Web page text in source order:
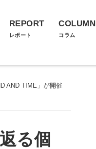
REPORT
レポート
COLUMN
コラム
AND TIME」が開催
る個